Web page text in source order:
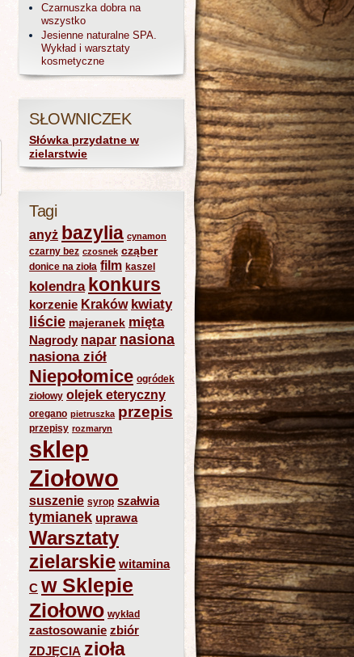
Czarnuszka dobra na
wszystko
Jesienne naturalne SPA.
Wykład i warsztaty
kosmetyczne
SŁOWNICZEK
Słówka przydatne w
zielarstwie
Tagi
anyż bazylia cynamon
czarny bez czosnek cząber
donice na zioła film kaszel
kolendra konkurs
korzenie Kraków kwiaty
liście majeranek mięta
Nagrody napar nasiona
nasiona ziół
Niepołomice ogródek
ziołowy olejek eteryczny
oregano pietruszka przepis
przepisy rozmaryn
sklep
Ziołowo
suszenie syrop szałwia
tymianek uprawa
Warsztaty
zielarskie witamina
C w Sklepie
Ziołowo wykład
zastosowanie zbiór
ZDJĘCIA zioła